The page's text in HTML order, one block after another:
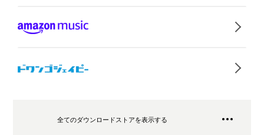
全てのダウンロードストアを表示する